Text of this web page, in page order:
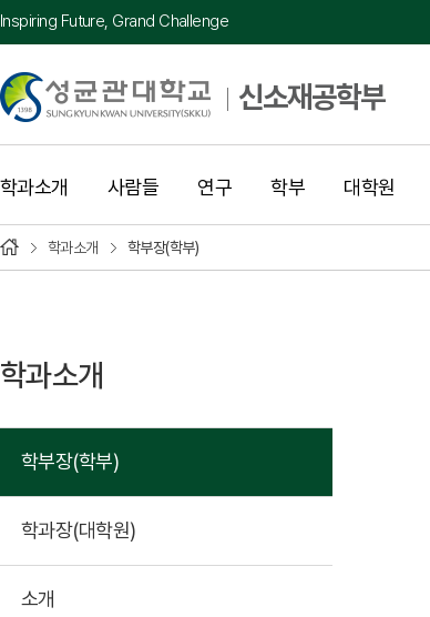
Inspiring Future, Grand Challenge
신소재공학부
학과소개 사람들 연구 학부 대학원
학과소개 학부장(학부)
학과소개
학부장(학부)
학과장(대학원)
소개